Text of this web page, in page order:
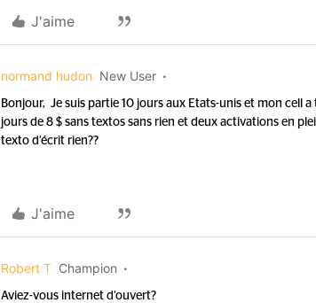
J'aime
normand hudon New User
Bonjour, Je suis partie 10 jours aux Etats-unis et mon cell
jours de 8 $ sans textos sans rien et deux activations en
texto d’écrit rien??
J'aime
Robert T Champion
Aviez-vous internet d’ouvert?